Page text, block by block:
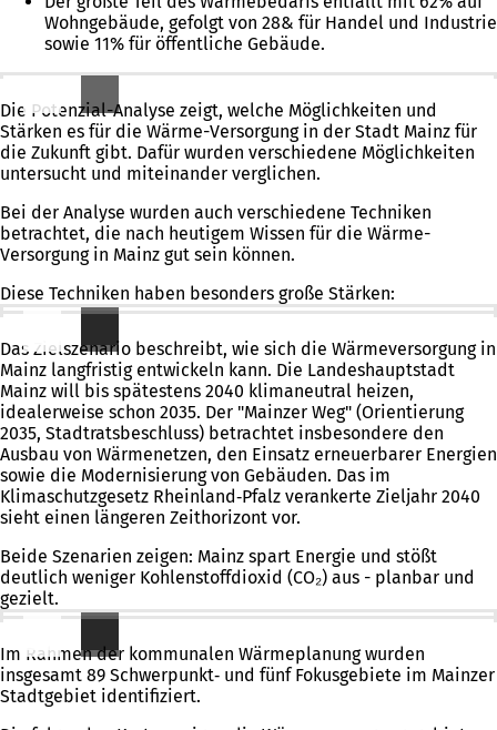
Wohngebäude, gefolgt von 28& für Handel und Industrie
sowie 11% für öffentliche Gebäude.
Die Potenzial-Analyse zeigt, welche Möglichkeiten und
Stärken es für die Wärme-Versorgung in der Stadt Mainz für
die Zukunft gibt. Dafür wurden verschiedene Möglichkeiten
untersucht und miteinander verglichen.
Bei der Analyse wurden auch verschiedene Techniken
betrachtet, die nach heutigem Wissen für die Wärme-
Versorgung in Mainz gut sein können.
Diese Techniken haben besonders große Stärken:
Das Zielszenario beschreibt, wie sich die Wärmeversorgung in
Mainz langfristig entwickeln kann. Die Landeshauptstadt
Mainz will bis spätestens 2040 klimaneutral heizen,
idealerweise schon 2035. Der "Mainzer Weg" (Orientierung
2035, Stadtratsbeschluss) betrachtet insbesondere den
Ausbau von Wärmenetzen, den Einsatz erneuerbarer Energien
sowie die Modernisierung von Gebäuden. Das im
Klimaschutzgesetz Rheinland‑Pfalz verankerte Zieljahr 2040
sieht einen längeren Zeithorizont vor.
Beide Szenarien zeigen: Mainz spart Energie und stößt
deutlich weniger Kohlenstoffdioxid (CO₂) aus - planbar und
gezielt.
Im Rahmen der kommunalen Wärmeplanung wurden
insgesamt 89 Schwerpunkt‑ und fünf Fokusgebiete im Mainzer
Stadtgebiet identifiziert.